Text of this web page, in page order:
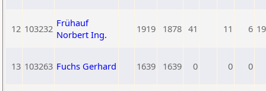
12 103232 Frühauf
Norbert Ing.
1919 1878 41 11 6
13 103263 Fuchs Gerhard 1639 1639 0 0 0